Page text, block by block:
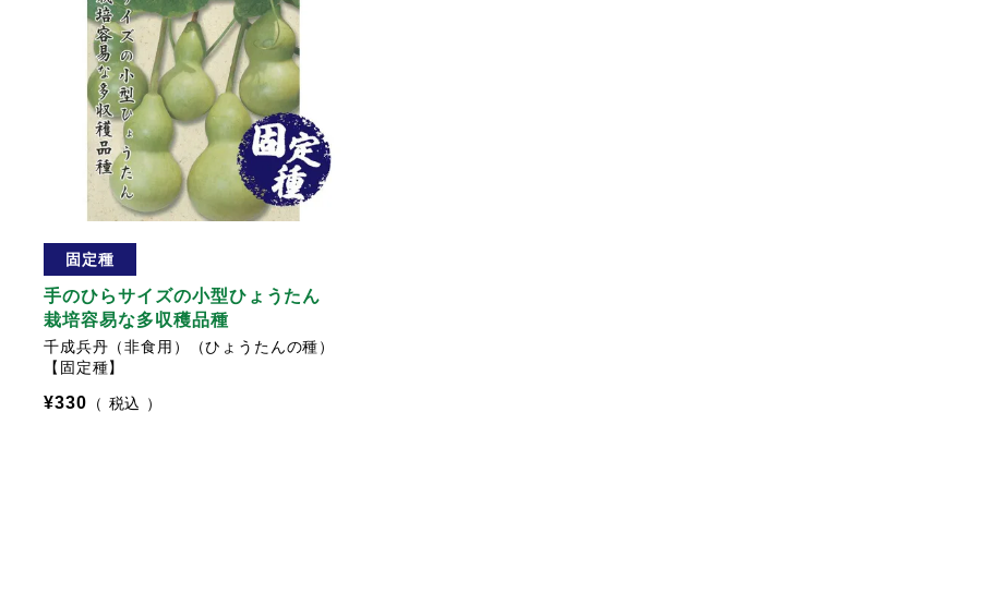
手のひらサイズの小型ひょうたん
栽培容易な多収穫品種
千成兵丹（非食用）（ひょうたんの種）
【固定種】
固定種
¥330 税込